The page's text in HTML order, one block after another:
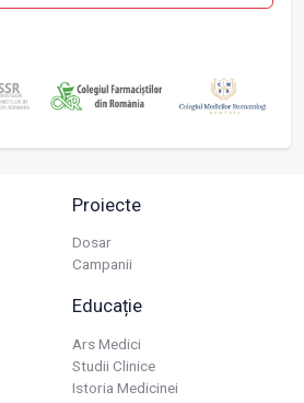
Proiecte
Dosar
Campanii
Educație
Ars Medici
Studii Clinice
Istoria Medicinei